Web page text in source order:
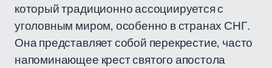
который традиционно ассоциируется с
уголовным миром, особенно в странах СНГ.
Она представляет собой перекрестие, часто
напоминающее крест святого апостола